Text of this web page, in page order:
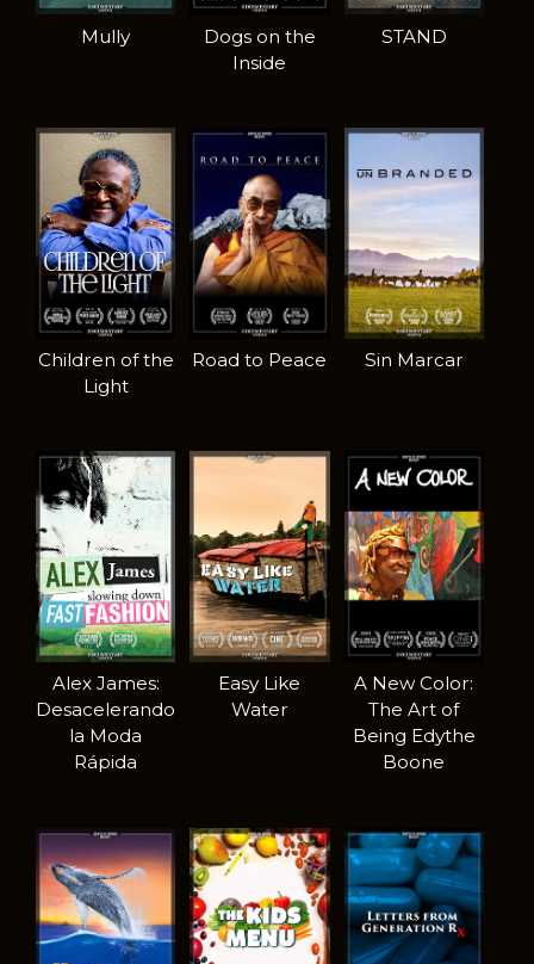
Mully
Dogs on the
Inside
STAND
Children of the
Light
Road to Peace Sin Marcar
Alex James:
Desacelerando
la Moda
Rápida
Easy Like
Water
A New Color:
The Art of
Being Edythe
Boone